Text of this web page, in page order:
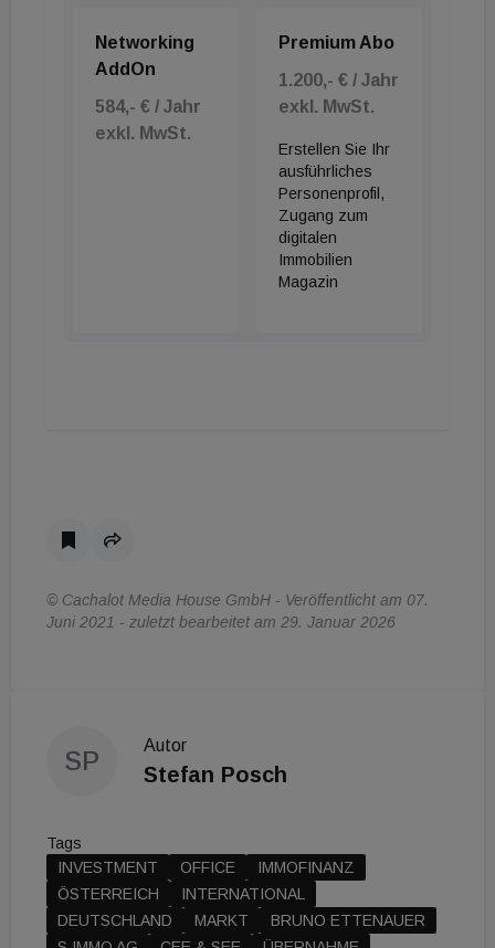
Networking
AddOn
584,- € / Jahr
exkl. MwSt.
Premium Abo
1.200,- € / Jahr
exkl. MwSt.
Erstellen Sie Ihr
ausführliches
Personenprofil,
Zugang zum
digitalen
Immobilien
Magazin
© Cachalot Media House GmbH - Veröffentlicht am 07.
Juni 2021 - zuletzt bearbeitet am 29. Januar 2026
SP
Autor
Stefan Posch
Tags
INVESTMENT
OFFICE
IMMOFINANZ
ÖSTERREICH
INTERNATIONAL
DEUTSCHLAND
MARKT
BRUNO ETTENAUER